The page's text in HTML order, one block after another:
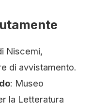
Niscemi,
di avvistamento.
: Museo
la Letteratura